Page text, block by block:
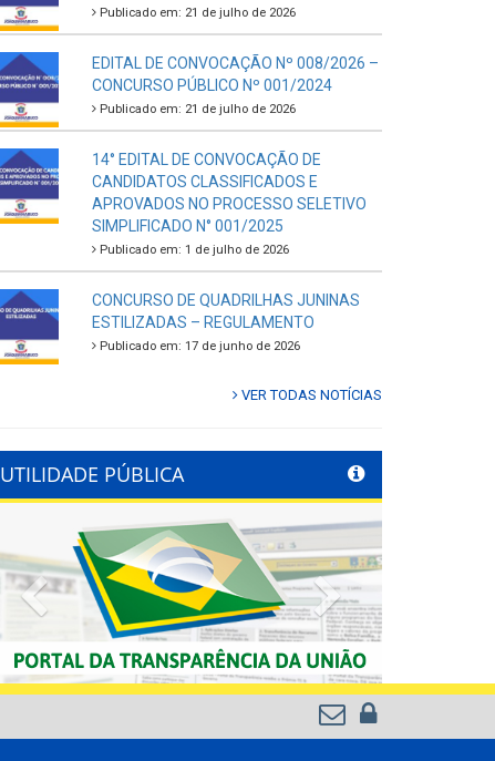
Publicado em: 21 de julho de 2026
EDITAL DE CONVOCAÇÃO Nº 008/2026 –
CONCURSO PÚBLICO Nº 001/2024
Publicado em: 21 de julho de 2026
14° EDITAL DE CONVOCAÇÃO DE
CANDIDATOS CLASSIFICADOS E
APROVADOS NO PROCESSO SELETIVO
SIMPLIFICADO N° 001/2025
Publicado em: 1 de julho de 2026
CONCURSO DE QUADRILHAS JUNINAS
ESTILIZADAS – REGULAMENTO
Publicado em: 17 de junho de 2026
VER TODAS NOTÍCIAS
UTILIDADE PÚBLICA
Previous Next